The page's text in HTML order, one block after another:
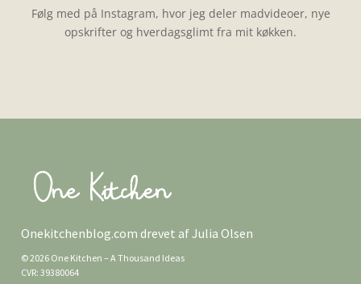
Følg med på Instagram, hvor jeg deler madvideoer, nye
opskrifter og hverdagsglimt fra mit køkken.
Onekitchenblog.com drevet af Julia Olsen
© 2026 One Kitchen – A Thousand Ideas
CVR: 39380064